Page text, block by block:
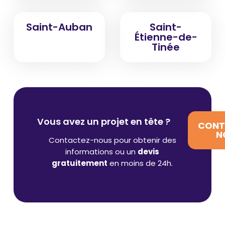
Saint-Auban Saint-
Étienne-de-
Tinée
Vous avez un projet en tête ?
Contactez-nous pour obtenir des
informations ou un devis
gratuitement en moins de 24h.